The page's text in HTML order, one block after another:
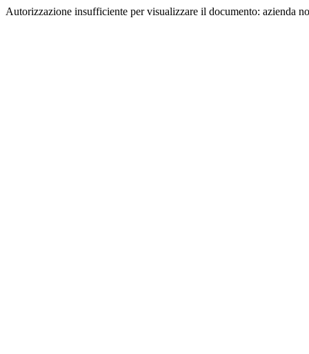
Autorizzazione insufficiente per visualizzare il documento: azienda